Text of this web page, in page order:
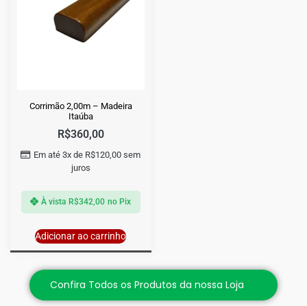
Corrimão 2,00m – Madeira
Itaúba
R$360,00
Em até 3x de R$120,00 sem
juros
À vista R$342,00 no Pix
Adicionar ao carrinho
Confira Todos os Produtos da nossa Loja